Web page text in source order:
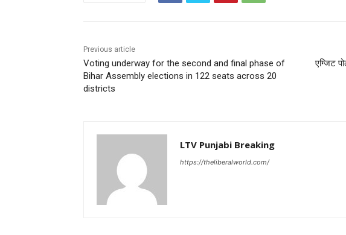
Previous article
Voting underway for the second and final phase of
Bihar Assembly elections in 122 seats across 20
districts
एग्जिट
LTV Punjabi Breaking
https://theliberalworld.com/